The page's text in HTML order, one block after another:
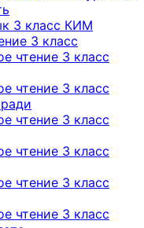
3 класс КИМ
3 класс
чтение 3 класс
чтение 3 класс
чтение 3 класс
чтение 3 класс
чтение 3 класс
чтение 3 класс